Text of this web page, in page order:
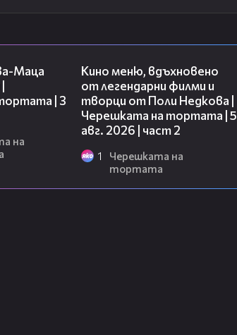
Маца
| 3
на
Кино меню, вдъхновено
от легендарни филми и
творци от Поли Недкова |
Черешката на тортата | 5
авг. 2026 | част 2
1
Черешката на
тортата